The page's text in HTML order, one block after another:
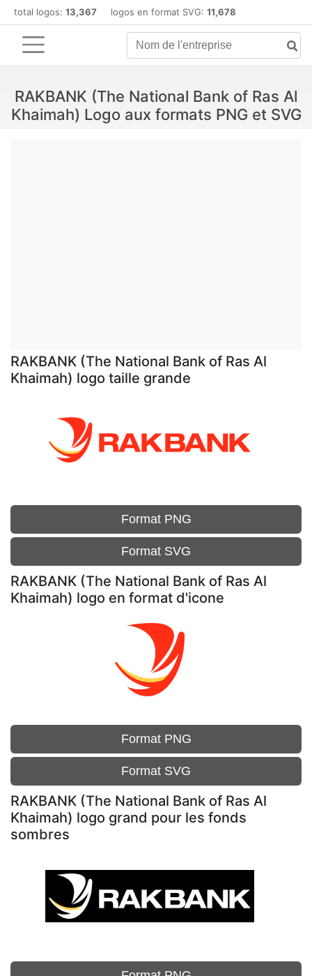
total logos: 13,367 logos en format SVG: 11,678
RAKBANK (The National Bank of Ras Al
Khaimah) Logo aux formats PNG et SVG
RAKBANK (The National Bank of Ras Al
Khaimah) logo taille grande
Format PNG
Format SVG
RAKBANK (The National Bank of Ras Al
Khaimah) logo en format d'icone
Format PNG
Format SVG
RAKBANK (The National Bank of Ras Al
Khaimah) logo grand pour les fonds
sombres